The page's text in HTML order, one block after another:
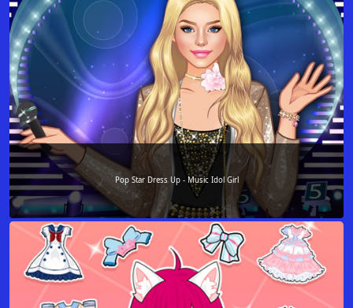
Pop Star Dress Up - Music Idol Girl